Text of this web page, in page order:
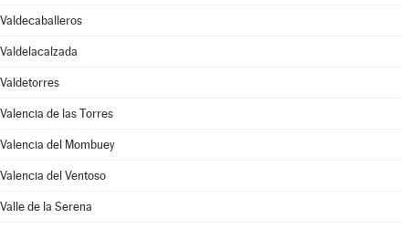
Valdecaballeros
Valdelacalzada
Valdetorres
Valencia de las Torres
Valencia del Mombuey
Valencia del Ventoso
Valle de la Serena